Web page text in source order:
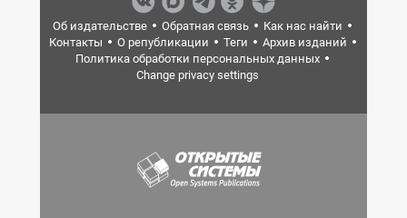
Об издательстве Обратная связь
Как нас найти
Контакты
О републикации Теги
Архив изданий
Политика обработки персональных данных
Change privacy settings